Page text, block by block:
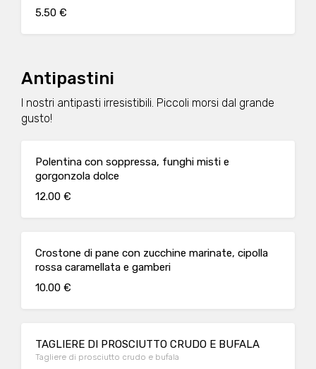
5.50 €
Antipastini
I nostri antipasti irresistibili. Piccoli morsi dal grande
gusto!
Polentina con soppressa, funghi misti e
gorgonzola dolce
12.00 €
Crostone di pane con zucchine marinate, cipolla
rossa caramellata e gamberi
10.00 €
TAGLIERE DI PROSCIUTTO CRUDO E BUFALA
Tagliere di prosciutto crudo e bufala